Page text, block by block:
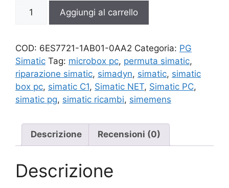
1AB01-
quantità
Aggiungi al carrello
COD: 6ES7721-1AB01-0AA2 Categoria: PG
Simatic Tag: microbox pc, permuta simatic,
riparazione simatic, simadyn, simatic, simatic
box pc, simatic C1, Simatic NET, Simatic PC,
simatic pg, simatic ricambi, simemens
Descrizione Recensioni (0)
Descrizione